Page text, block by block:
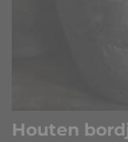
Houten